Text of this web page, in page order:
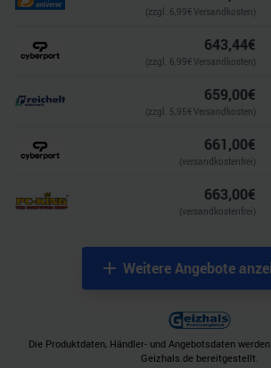
(zzgl. 6,99€ Versandkosten)
643,44€
(zzgl. 6,99€ Versandkosten)
659,00€
(zzgl. 5,95€ Versandkosten)
661,00€
(versandkostenfrei)
663,00€
(versandkostenfrei)
Weitere Angebote
Die Produktdaten, Händler- und Angebotsdaten
Geizhals.de bereitgestellt.